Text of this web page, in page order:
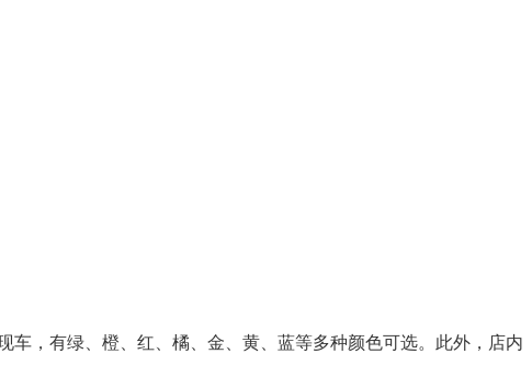
车，有绿、橙、红、橘、金、黄、蓝等多种颜色可选。此外，店内